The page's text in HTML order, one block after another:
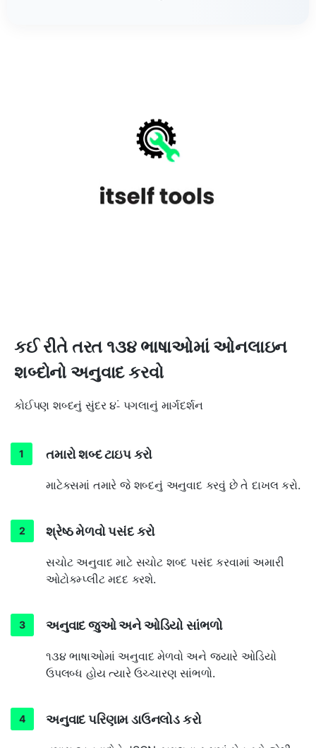
કઈ રીતે તરત ૧૩૪ ભાષાઓમાં ઓનલાઇન
શબ્દોનો અનુવાદ કરવો
કોઈપણ શબ્દનું સુંદર ૪-ં પગલાનું માર્ગદર્શન
તમારો શબ્દ ટાઇપ કરો
માટેકસમાં તમારે જે શબ્દનું અનુવાદ કરવું છે તે દાખલ કરો.
શ્રેષ્ઠ મેળવો પસંદ કરો
સચોટ અનુવાદ માટે સચોટ શબ્દ પસંદ કરવામાં અમારી
ઓટોકમ્પ્લીટ મદદ કરશે.
અનુવાદ જુઓ અને ઓડિયો સાંભળો
૧૩૪ ભાષાઓમાં અનુવાદ મેળવો અને જ્યારે ઓડિયો
ઉપલબ્ધ હોય ત્યારે ઉચ્ચારણ સાંભળો.
અનુવાદ પરિણામ ડાઉનલોડ કરો